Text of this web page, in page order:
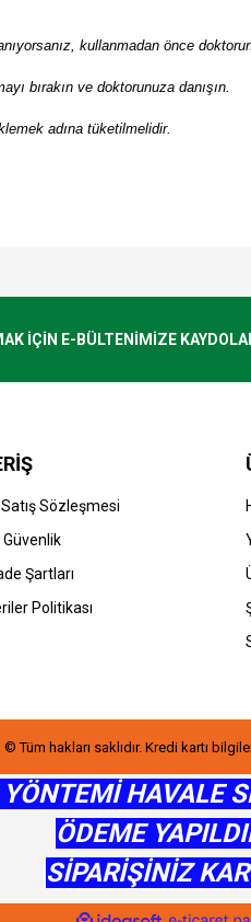
kullanmadan önce
bırakın ve doktorunuza danışın.
adına tüketilmelidir.
İÇİN E-BÜLTENİMİZE
Sözleşmesi
Şartları
Politikası
© Tüm hakları saklıdır. Kredi kartı
YÖNTEMİ HAVALE
ÖDEME
SİPARİŞİNİZ